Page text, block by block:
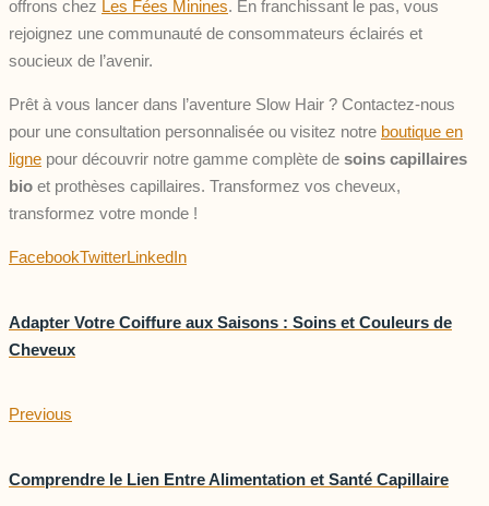
offrons chez Les Fées Minines. En franchissant le pas, vous
rejoignez une communauté de consommateurs éclairés et
soucieux de l’avenir.
Prêt à vous lancer dans l’aventure Slow Hair ? Contactez-nous
pour une consultation personnalisée ou visitez notre boutique en
ligne pour découvrir notre gamme complète de soins capillaires
bio et prothèses capillaires. Transformez vos cheveux,
transformez votre monde !
FacebookTwitterLinkedIn
Adapter Votre Coiffure aux Saisons : Soins et Couleurs de
Cheveux
Previous
Comprendre le Lien Entre Alimentation et Santé Capillaire